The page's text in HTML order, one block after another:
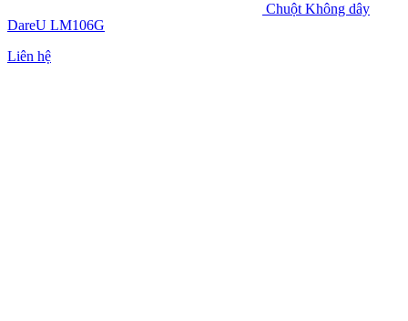
Chuột Không dây
DareU LM106G
Liên hệ